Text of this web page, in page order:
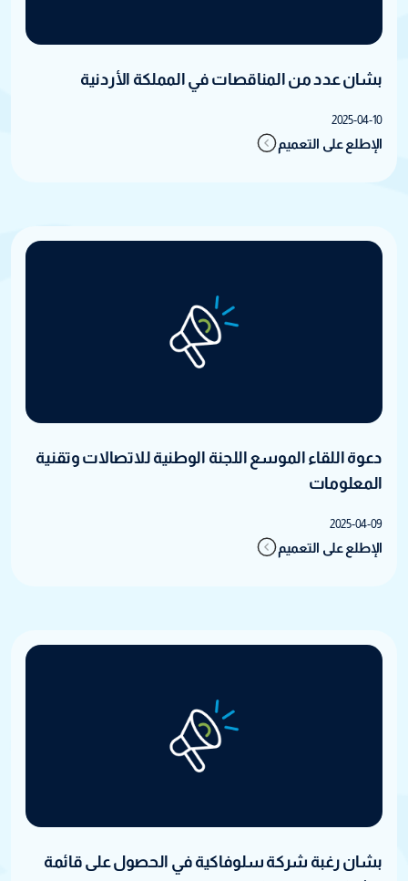
بشان عدد من المناقصات في المملكة الأردنية
2025-04-10
الإطلع على التعميم
دعوة اللقاء الموسع اللجنة الوطنية للاتصالات وتقنية
المعلومات
2025-04-09
الإطلع على التعميم
بشان رغبة شركة سلوفاكية في الحصول على قائمة